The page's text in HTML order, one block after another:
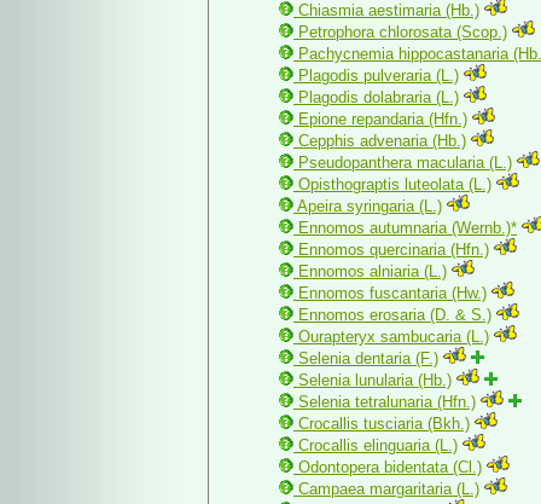
Chiasmia aestimaria (Hb.)
Petrophora chlorosata (Scop.)
Pachycnemia hippocastanaria
Plagodis pulveraria (L.)
Plagodis dolabraria (L.)
Epione repandaria (Hfn.)
Cepphis advenaria (Hb.)
Pseudopanthera macularia (L.)
Opisthograptis luteolata (L.)
Apeira syringaria (L.)
Ennomos autumnaria (Wernb.)*
Ennomos quercinaria (Hfn.)
Ennomos alniaria (L.)
Ennomos fuscantaria (Hw.)
Ennomos erosaria (D. & S.)
Ourapteryx sambucaria (L.)
Selenia dentaria (F.)
Selenia lunularia (Hb.)
Selenia tetralunaria (Hfn.)
Crocallis tusciaria (Bkh.)
Crocallis elinguaria (L.)
Odontopera bidentata (Cl.)
Campaea margaritaria (L.)